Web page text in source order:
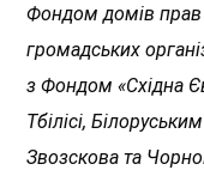
Фондом домів прав
громадських
з Фондом «Східна
Тбілісі,
Звозскова та